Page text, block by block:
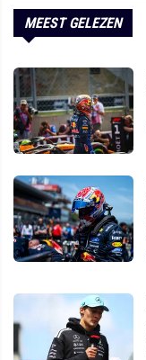
MEEST GELEZEN